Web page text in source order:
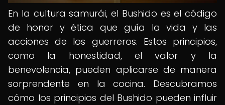
En la cultura samurái, el Bushido es el código
de honor y ética que guía la vida y las
acciones de los guerreros. Estos principios,
como la honestidad, el valor y la
benevolencia, pueden aplicarse de manera
sorprendente en la cocina. Descubramos
cómo los principios del Bushido pueden influir